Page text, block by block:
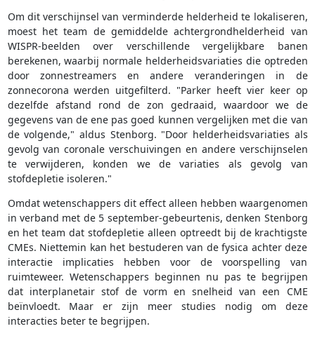
Om dit verschijnsel van verminderde helderheid te lokaliseren,
moest het team de gemiddelde achtergrondhelderheid van
WISPR-beelden over verschillende vergelijkbare banen
berekenen, waarbij normale helderheidsvariaties die optreden
door zonnestreamers en andere veranderingen in de
zonnecorona werden uitgefilterd. "Parker heeft vier keer op
dezelfde afstand rond de zon gedraaid, waardoor we de
gegevens van de ene pas goed kunnen vergelijken met die van
de volgende," aldus Stenborg. "Door helderheidsvariaties als
gevolg van coronale verschuivingen en andere verschijnselen
te verwijderen, konden we de variaties als gevolg van
stofdepletie isoleren."
Omdat wetenschappers dit effect alleen hebben waargenomen
in verband met de 5 september-gebeurtenis, denken Stenborg
en het team dat stofdepletie alleen optreedt bij de krachtigste
CMEs. Niettemin kan het bestuderen van de fysica achter deze
interactie implicaties hebben voor de voorspelling van
ruimteweer. Wetenschappers beginnen nu pas te begrijpen
dat interplanetair stof de vorm en snelheid van een CME
beïnvloedt. Maar er zijn meer studies nodig om deze
interacties beter te begrijpen.